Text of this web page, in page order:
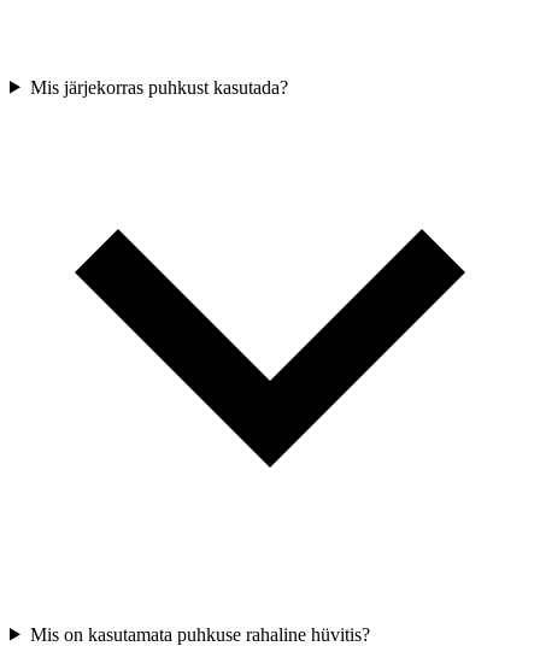
Mis järjekorras puhkust kasutada?
Mis on kasutamata puhkuse rahaline hüvitis?